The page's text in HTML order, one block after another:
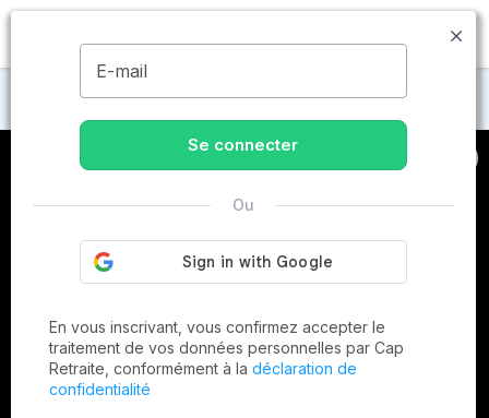
MENU
Maisons de retraite à Ecques
E-mail
Se connecter
Ou
En vous inscrivant, vous confirmez accepter le
traitement de vos données personnelles par Cap
Retraite, conformément à la déclaration de
confidentialité